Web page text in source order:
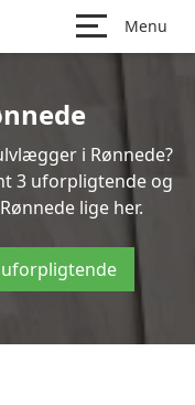
Menu
i Rønnede?
3 uforpligtende og
lige her.